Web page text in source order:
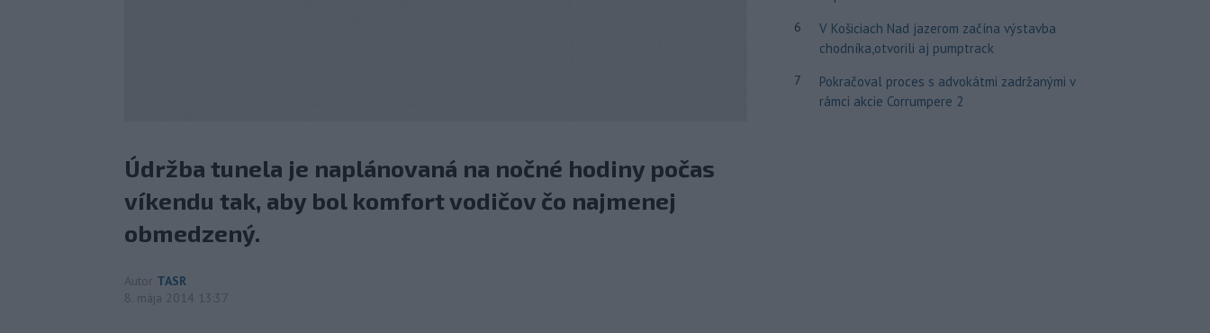
Údržba tunela je naplánovaná na nočné hodiny počas
víkendu tak, aby bol komfort vodičov čo najmenej
obmedzený.
Autor TASR
8. mája 2014 13:37
6
V Košiciach Nad jazerom začína výstavba
chodníka,otvorili aj pumptrack
7
Pokračoval proces s advokátmi zadržanými v
rámci akcie Corrumpere 2